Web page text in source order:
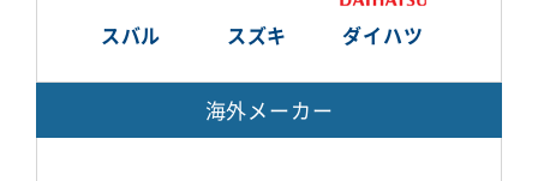
スバル スズキ ダイハツ
海外メーカー